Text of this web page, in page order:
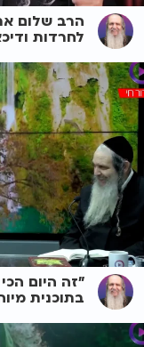
הרב שלום
לחרדות
"זה היום
בתוכנית